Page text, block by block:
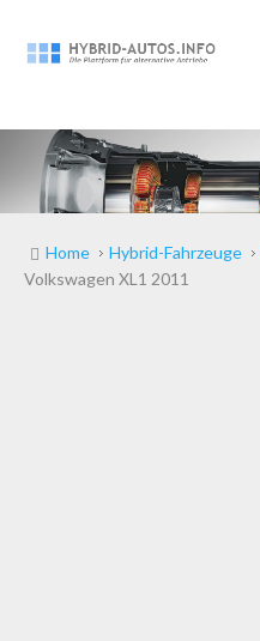
Home Hybrid-Fahrzeuge
Volkswagen XL1 2011